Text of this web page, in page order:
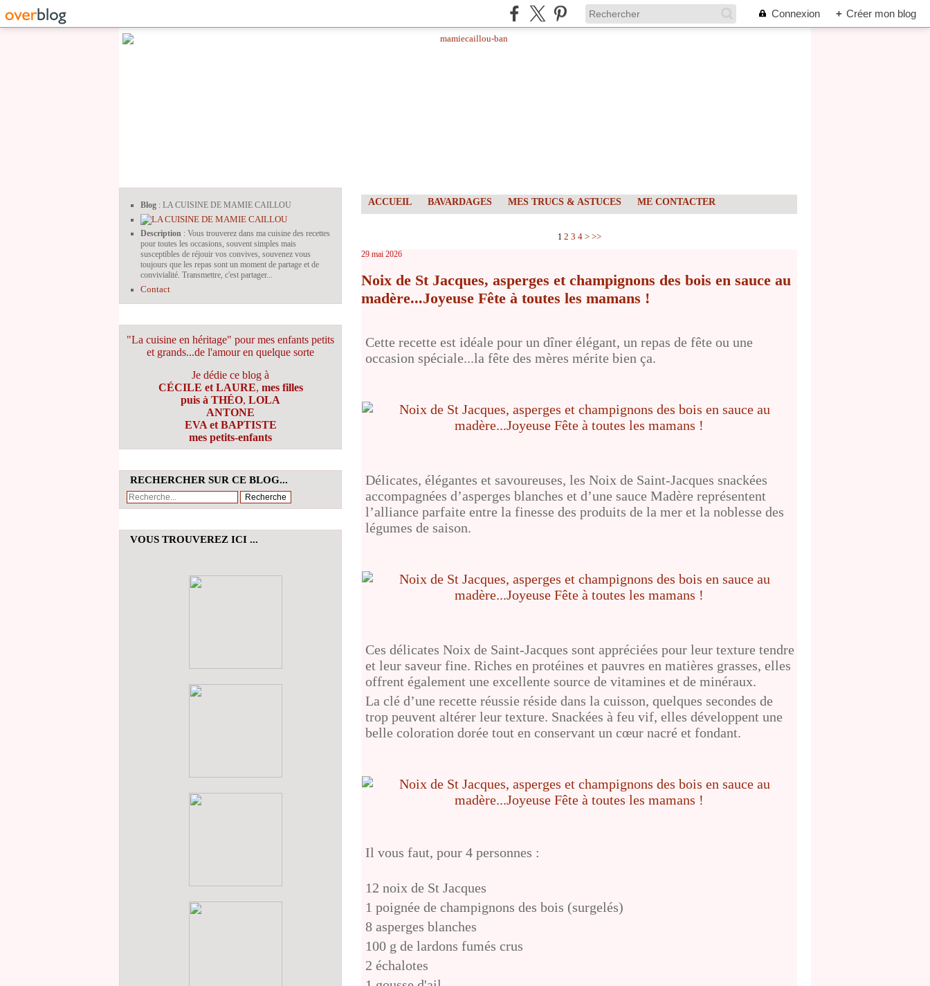
Connexion + Créer mon blog
Blog : LA CUISINE DE MAMIE CAILLOU
Description : Vous trouverez dans ma cuisine des recettes
pour toutes les occasions, souvent simples mais
susceptibles de réjouir vos convives, souvenez vous
toujours que les repas sont un moment de partage et de
convivialité. Transmettre, c'est partager...
Contact
"La cuisine en héritage" pour mes enfants petits
et grands...de l'amour en quelque sorte
Je dédie ce blog à
CÉCILE et LAURE, mes filles
puis à THÉO, LOLA
ANTONE
EVA et BAPTISTE
mes petits-enfants
RECHERCHER SUR CE BLOG...
VOUS TROUVEREZ ICI ...
ACCUEIL BAVARDAGES MES TRUCS & ASTUCES ME CONTACTER
1 2 3 4 > >>
29 mai 2026
Noix de St Jacques, asperges et champignons des bois en sauce au
madère...Joyeuse Fête à toutes les mamans !
Cette recette est idéale pour un dîner élégant, un repas de fête ou une
occasion spéciale...la fête des mères mérite bien ça.
Délicates, élégantes et savoureuses, les Noix de Saint-Jacques snackées
accompagnées d’asperges blanches et d’une sauce Madère représentent
l’alliance parfaite entre la finesse des produits de la mer et la noblesse des
légumes de saison.
Ces délicates Noix de Saint-Jacques sont appréciées pour leur texture tendre
et leur saveur fine. Riches en protéines et pauvres en matières grasses, elles
offrent également une excellente source de vitamines et de minéraux.
La clé d’une recette réussie réside dans la cuisson, quelques secondes de
trop peuvent altérer leur texture. Snackées à feu vif, elles développent une
belle coloration dorée tout en conservant un cœur nacré et fondant.
Il vous faut, pour 4 personnes :
12 noix de St Jacques
1 poignée de champignons des bois (surgelés)
8 asperges blanches
100 g de lardons fumés crus
2 échalotes